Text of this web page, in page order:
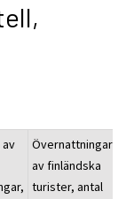
av
Övernattningarna
av finländska
turister, antal